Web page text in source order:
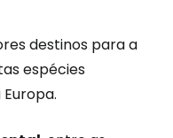
destinos para a
espécies